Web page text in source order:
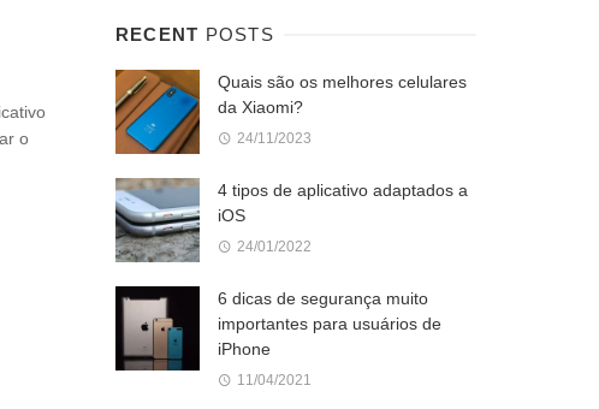
o
RECENT POSTS
Quais são os melhores celulares
da Xiaomi?
24/11/2023
4 tipos de aplicativo adaptados a
iOS
24/01/2022
6 dicas de segurança muito
importantes para usuários de
iPhone
11/04/2021